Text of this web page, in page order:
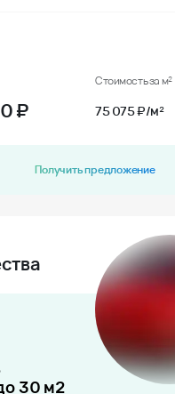
₽
Стоимость за м²
75 075 ₽/м²
Получить предложение
30 м2